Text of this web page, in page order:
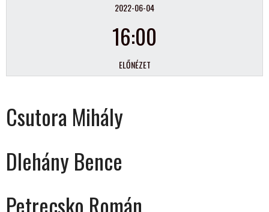
2022-06-04
16:00
ELŐNÉZET
Csutora Mihály
Dlehány Bence
Petrecsko Román